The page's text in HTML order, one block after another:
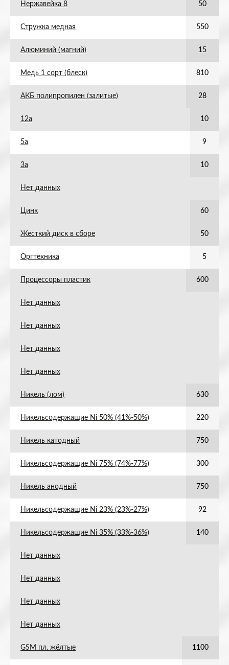
Нержавейка 8 50
Стружка медная 550
Алюминий (магний) 15
Медь 1 сорт (блеск) 810
АКБ полипропилен (залитые) 28
12а 10
5а 9
3а 10
Нет данных
Цинк 60
Жесткий диск в сборе 50
Оргтехника 5
Процессоры пластик 600
Нет данных
Нет данных
Нет данных
Нет данных
Никель (лом) 630
Никельсодержащие Ni 50% (41%-50%) 220
Никель катодный 750
Никельсодержащие Ni 75% (74%-77%) 300
Никель анодный 750
Никельсодержащие Ni 23% (23%-27%) 92
Никельсодержащие Ni 35% (33%-36%) 140
Нет данных
Нет данных
Нет данных
Нет данных
GSM пл. жёлтые 1100